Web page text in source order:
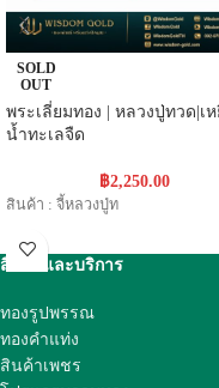
SOLD
OUT
พระเลี่ยมทอง | หลวงปู่ทวด|เ
น้ำทะเลจืด
฿2,250.00
สินค้า : จี้หลวงปู่ท
สินค้าและบริการ
ทองรูปพรรณ
ทองคำแท่ง
สินค้าเพชร